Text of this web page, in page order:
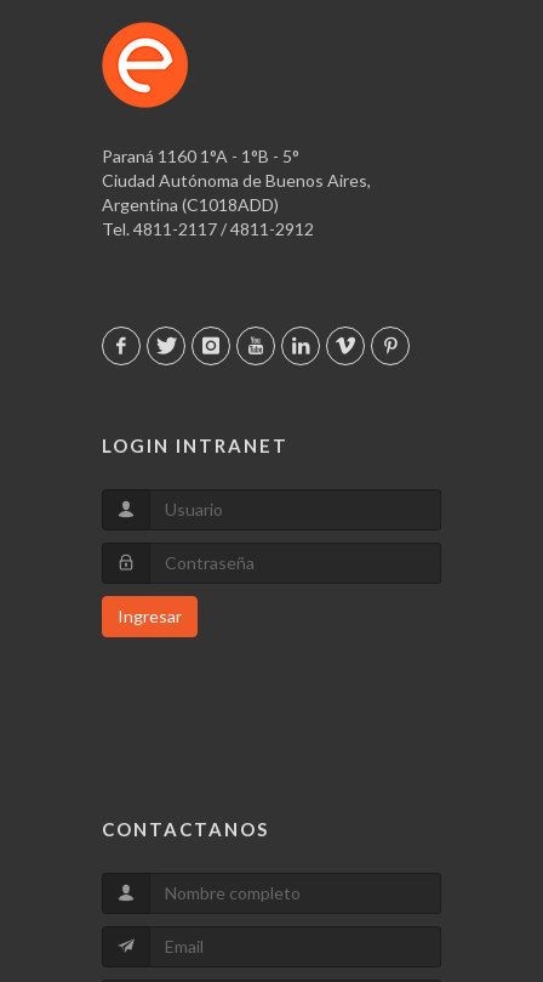
Paraná 1160 1°A - 1°B - 5°
Ciudad Autónoma de Buenos Aires,
Argentina (C1018ADD)
Tel. 4811-2117 / 4811-2912
LOGIN INTRANET
Ingresar
CONTACTANOS